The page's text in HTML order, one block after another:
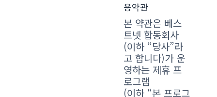
용약관
본 약관은 베스
트넷 합동회사
(이하 “당사”라
고 합니다)가 운
영하는 제휴 프
로그램
(이하 “본 프로그